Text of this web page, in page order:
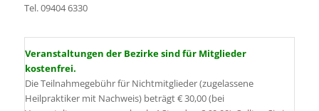
Tel. 09404 6330
Veranstaltungen der Bezirke sind für Mitglieder
kostenfrei.
Die Teilnahmegebühr für Nichtmitglieder (zugelassene
Heilpraktiker mit Nachweis) beträgt € 30,00 (bei